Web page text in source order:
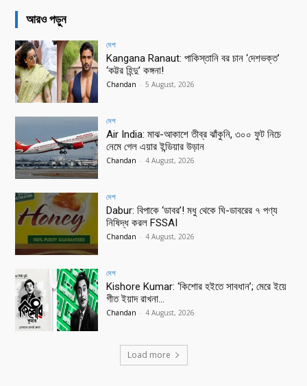
আরও পড়ুন
দেশ
Kangana Ranaut: পাকিস্তানি বর চান ‘দেশভক্ত’
‘কট্টর হিন্দু’ কঙ্গনা!
Chandan - 5 August, 2026
দেশ
Air India: মাঝ-আকাশে তীব্র ঝাঁকুনি, ৩০০ ফুট নিচে
নেমে গেল এয়ার ইন্ডিয়ার উড়ান
Chandan - 4 August, 2026
দেশ
Dabur: বিপাকে ‘ডাবর’! মধু থেকে ঘি-ডাবরের ৭ পণ্য
নিষিদ্ধ করল FSSAI
Chandan - 4 August, 2026
দেশ
Kishore Kumar: ‘কিশোর হইতে সাবধান’; মেরে ইয়ে
গীত ইয়াদ রাখনা…
Chandan - 4 August, 2026
Load more